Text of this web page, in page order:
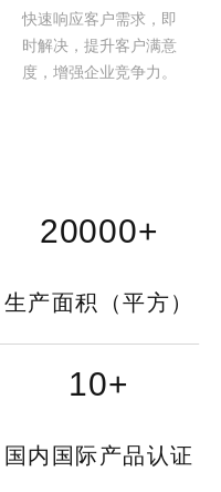
快速响应客户需求，即
时解决，提升客户满意
度，增强企业竞争力。
20000+
生产面积（平方）
10+
国内国际产品认证